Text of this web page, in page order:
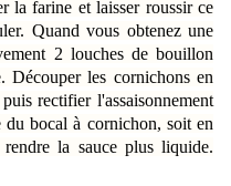
la farine et laisser roussir ce
Quand vous obtenez une
2 louches de bouillon
Découper les cornichons en
rectifier l'assaisonnement
bocal à cornichon, soit en
la sauce plus liquide.